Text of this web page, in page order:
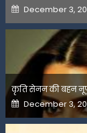
Posted
on
December 3,
कृति सेनन की बहन
Posted
on
December 3,